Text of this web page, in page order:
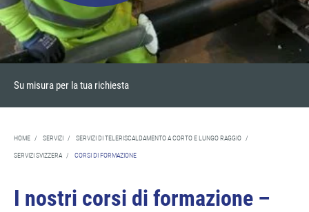
Su misura per la tua richiesta
HOME / SERVIZI / SERVIZI DI TELERISCALDAMENTO A CORTO E LUNGO RAGGIO /
SERVIZI SVIZZERA / CORSI DI FORMAZIONE
I nostri corsi di formazione –